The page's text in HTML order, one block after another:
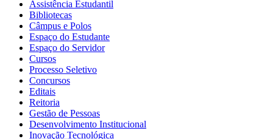
Assistência Estudantil
Bibliotecas
Câmpus e Polos
Espaço do Estudante
Espaço do Servidor
Cursos
Processo Seletivo
Concursos
Editais
Reitoria
Gestão de Pessoas
Desenvolvimento Institucional
Inovação Tecnológica